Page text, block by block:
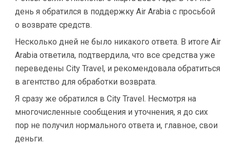
день я обратился в поддержку Air Arabia с просьбой
о возврате средств.
Несколько дней не было никакого ответа. В итоге Air
Arabia ответила, подтвердила, что все средства уже
переведены City Travel, и рекомендовала обратиться
в агентство для обработки возврата.
Я сразу же обратился в City Travel. Несмотря на
многочисленные сообщения и уточнения, я до сих
пор не получил нормального ответа и, главное, свои
деньги.